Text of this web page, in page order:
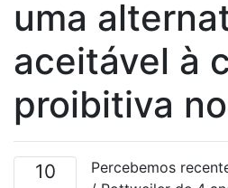
uma
aceitável à
proibitiva
10
Percebemos